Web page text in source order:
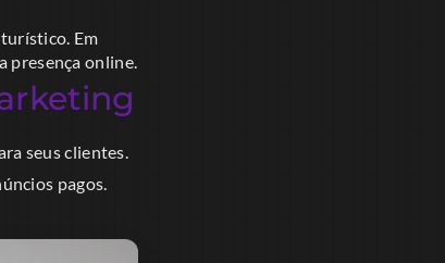
Em
presença online.
seus clientes.
pagos.